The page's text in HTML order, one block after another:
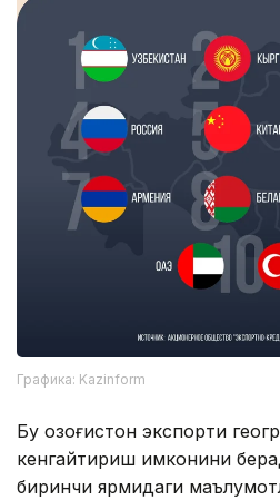
Графика: Kazinform
Бу Қозоғистон экспорти
кенгайтириш имконини
биринчи ярмидаги